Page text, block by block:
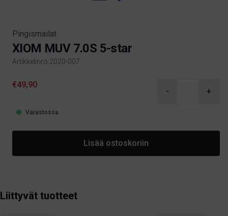
Pingismailat
XIOM MUV 7.0S 5-star
Artikkelinro:2020-007
Product information
€49,90
- +
Varastossa
Lisää ostoskoriin
Liittyvät tuotteet